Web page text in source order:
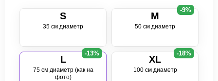
S
35 см диаметр
M
50 см диаметр
-9%
L
75 см диаметр (как на
фото)
-13%
XL
100 см диаметр
-18%